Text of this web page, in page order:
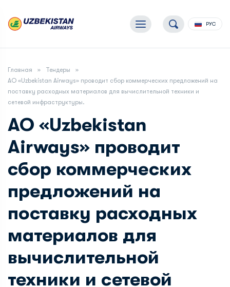
РУС
Главная
Тендеры
АО «Uzbekistan Airways» проводит сбор коммерческих предложений на
поставку расходных материалов для вычислительной техники и
сетевой инфраструктуры.
АО «Uzbekistan
Airways» проводит
сбор коммерческих
предложений на
поставку расходных
материалов для
вычислительной
техники и сетевой